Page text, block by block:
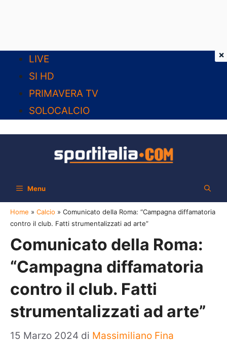
contenuto
LIVE
SI HD
PRIMAVERA TV
SOLOCALCIO
Menu
Home » Calcio » Comunicato della Roma: “Campagna diffamatoria
contro il club. Fatti strumentalizzati ad arte”
Comunicato della Roma:
“Campagna diffamatoria
contro il club. Fatti
strumentalizzati ad arte”
15 Marzo 2024 di Massimiliano Fina
×